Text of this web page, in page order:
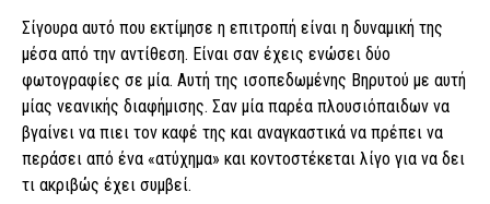
Σίγουρα αυτό που εκτίμησε η επιτροπή είναι η δυναμική της
μέσα από την αντίθεση. Είναι σαν έχεις ενώσει δύο
φωτογραφίες σε μία. Αυτή της ισοπεδωμένης Βηρυτού με αυτή
μίας νεανικής διαφήμισης. Σαν μία παρέα πλουσιόπαιδων να
βγαίνει να πιει τον καφέ της και αναγκαστικά να πρέπει να
περάσει από ένα «ατύχημα» και κοντοστέκεται λίγο για να δει
τι ακριβώς έχει συμβεί.